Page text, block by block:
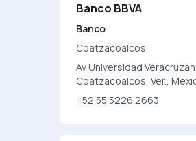
Banco BBVA
Banco
Coatzacoalcos
Av Universidad
Coatzacoalcos, Ver.,
+52 55 5226 2663